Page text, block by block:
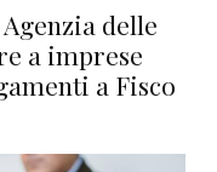
delle
a imprese
a Fisco